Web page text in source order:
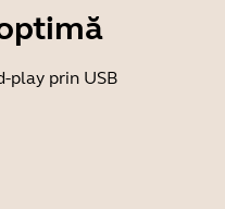
play prin USB